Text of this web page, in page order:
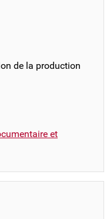
de la production
et